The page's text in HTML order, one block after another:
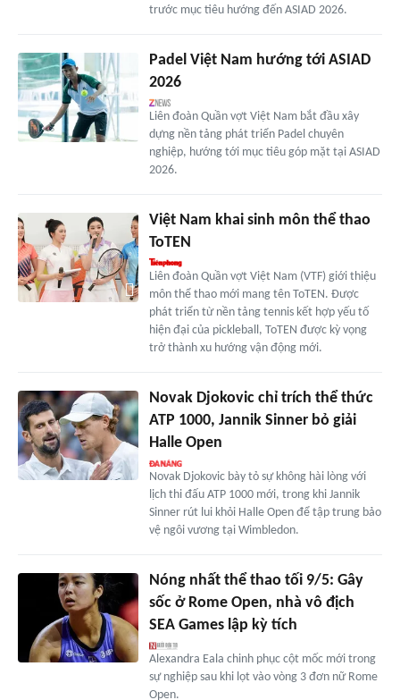
trước mục tiêu hướng đến ASIAD 2026.
Padel Việt Nam hướng tới ASIAD
2026
Liên đoàn Quần vợt Việt Nam bắt đầu xây
dựng nền tảng phát triển Padel chuyên
nghiệp, hướng tới mục tiêu góp mặt tại ASIAD
2026.
Việt Nam khai sinh môn thể thao
ToTEN
Liên đoàn Quần vợt Việt Nam (VTF) giới thiệu
môn thể thao mới mang tên ToTEN. Được
phát triển từ nền tảng tennis kết hợp yếu tố
hiện đại của pickleball, ToTEN được kỳ vọng
trở thành xu hướng vận động mới.
Novak Djokovic chỉ trích thể thức
ATP 1000, Jannik Sinner bỏ giải
Halle Open
Novak Djokovic bày tỏ sự không hài lòng với
lịch thi đấu ATP 1000 mới, trong khi Jannik
Sinner rút lui khỏi Halle Open để tập trung bảo
vệ ngôi vương tại Wimbledon.
Nóng nhất thể thao tối 9/5: Gây
sốc ở Rome Open, nhà vô địch
SEA Games lập kỳ tích
Alexandra Eala chinh phục cột mốc mới trong
sự nghiệp sau khi lọt vào vòng 3 đơn nữ Rome
Open.